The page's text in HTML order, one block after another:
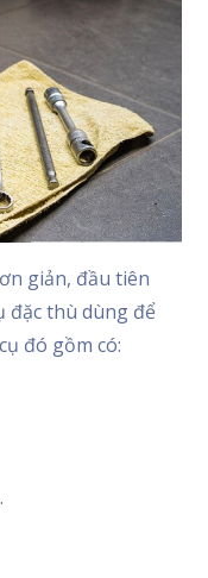
giản, đầu tiên
đặc thù dùng để
đó gồm có: